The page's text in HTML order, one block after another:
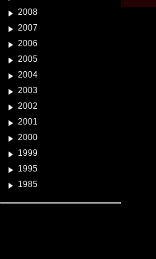
2008
2007
2006
2005
2004
2003
2002
2001
2000
1999
1995
1985